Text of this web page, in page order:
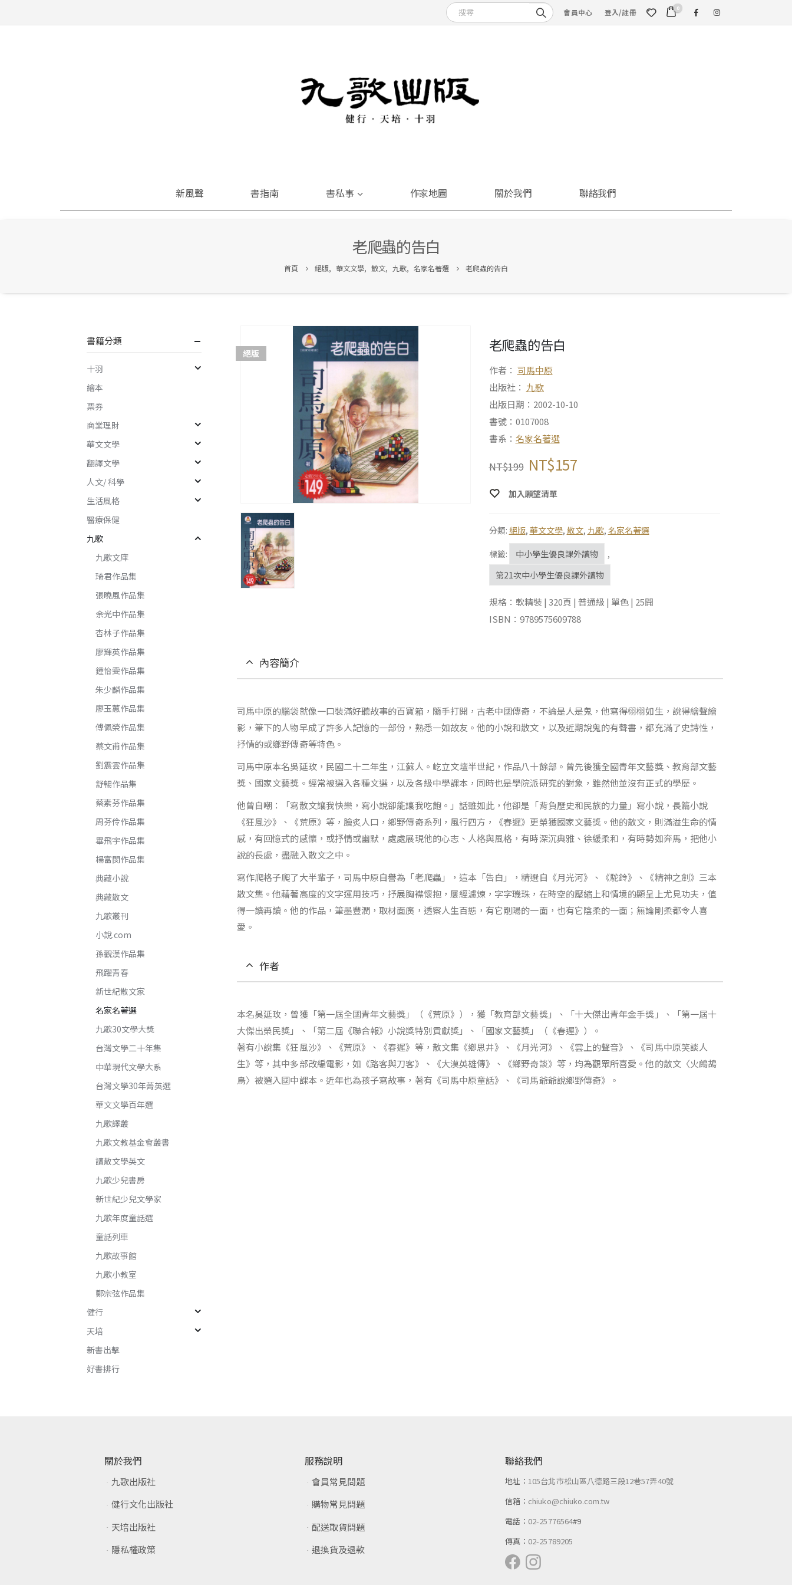
會員中心 登入/註冊 0
新風聲 書指南 書私事 作家地圖 關於我們 聯絡我們
老爬蟲的告白
首頁 絕版, 華文文學, 散文, 九歌, 名家名著選 老爬蟲的告白
絕版 老爬蟲的告白
作者： 司馬中原
出版社： 九歌
出版日期：2002-10-10
書號：0107008
書系： 名家名著選
NT$199 NT$157
加入願望清單
分類: 絕版, 華文文學, 散文, 九歌, 名家名著選
標籤:
中小學生優良課外讀物
,
第21次中小學生優良課外讀物
規格：軟精裝 | 320頁 | 普通級 | 單色 | 25開
ISBN：9789575609788
內容簡介
司馬中原的腦袋就像一口裝滿好聽故事的百寶箱，隨手打開，古老中國傳奇，不論是人是鬼，他寫得栩栩如生，說得繪聲繪
影，筆下的人物早成了許多人記憶的一部份，熟悉一如故友。他的小說和散文，以及近期說鬼的有聲書，都充滿了史詩性，
抒情的或鄉野傳奇等特色。
司馬中原本名吳延玫，民國二十二年生，江蘇人。屹立文壇半世紀，作品八十餘部。曾先後獲全國青年文藝獎、教育部文藝
獎、國家文藝獎。經常被選入各種文選，以及各級中學課本，同時也是學院派研究的對象，雖然他並沒有正式的學歷。
他曾自嘲：「寫散文讓我快樂，寫小說卻能讓我吃飽。」話雖如此，他卻是「背負歷史和民族的力量」寫小說，長篇小說
《狂風沙》、《荒原》等，膾炙人口，鄉野傳奇系列，風行四方，《春遲》更榮獲國家文藝獎。他的散文，則滿溢生命的情
感，有回憶式的感懷，或抒情或幽默，處處展現他的心志、人格與風格，有時深沉典雅、徐緩柔和，有時勢如奔馬，把他小
說的長處，盡融入散文之中。
寫作爬格子爬了大半輩子，司馬中原自譽為「老爬蟲」，這本「告白」，精選自《月光河》、《駝鈴》、《精神之劍》三本
散文集。他藉著高度的文字運用技巧，抒展胸襟懷抱，屢經濾煉，字字璣珠，在時空的壓縮上和情境的顯呈上尤見功夫，值
得一讀再讀。他的作品，筆墨豐潤，取材面廣，透察人生百態，有它剛陽的一面，也有它陰柔的一面；無論剛柔都令人喜
愛。
作者
本名吳延玫，曾獲「第一屆全國青年文藝獎」（《荒原》），獲「教育部文藝獎」、「十大傑出青年金手獎」、「第一屆十
大傑出榮民獎」、「第二屆《聯合報》小說獎特別貢獻獎」、「國家文藝獎」（《春遲》）。
著有小說集《狂風沙》、《荒原》、《春遲》等，散文集《鄉思井》、《月光河》、《雲上的聲音》、《司馬中原笑談人
生》等，其中多部改編電影，如《路客與刀客》、《大漠英雄傳》、《鄉野奇談》等，均為觀眾所喜愛。他的散文〈火鷓鴣
鳥〉被選入國中課本。近年也為孩子寫故事，著有《司馬中原童話》、《司馬爺爺說鄉野傳奇》。
書籍分類
十羽
繪本
票券
商業理財
華文文學
翻譯文學
人文/ 科學
生活風格
醫療保健
九歌
九歌文庫
琦君作品集
張曉風作品集
余光中作品集
杏林子作品集
廖輝英作品集
鍾怡雯作品集
朱少麟作品集
廖玉蕙作品集
傅佩榮作品集
蔡文甫作品集
劉震雲作品集
舒暢作品集
蔡素芬作品集
周芬伶作品集
畢飛宇作品集
楊富閔作品集
典藏小說
典藏散文
九歌叢刊
小說.com
孫觀漢作品集
飛躍青春
新世紀散文家
名家名著選
九歌30文學大獎
台灣文學二十年集
中華現代文學大系
台灣文學30年菁英選
華文文學百年選
九歌譯叢
九歌文教基金會叢書
讀散文學英文
九歌少兒書房
新世紀少兒文學家
九歌年度童話選
童話列車
九歌故事館
九歌小教室
鄭宗弦作品集
健行
天培
新書出擊
好書排行
關於我們
九歌出版社
健行文化出版社
天培出版社
隱私權政策
服務說明
會員常見問題
購物常見問題
配送取貨問題
退換貨及退款
聯絡我們
地址： 105台北市松山區八德路三段12巷57弄40號
信箱： chiuko@chiuko.com.tw
電話： 02-25776564#9
傳真： 02-25789205